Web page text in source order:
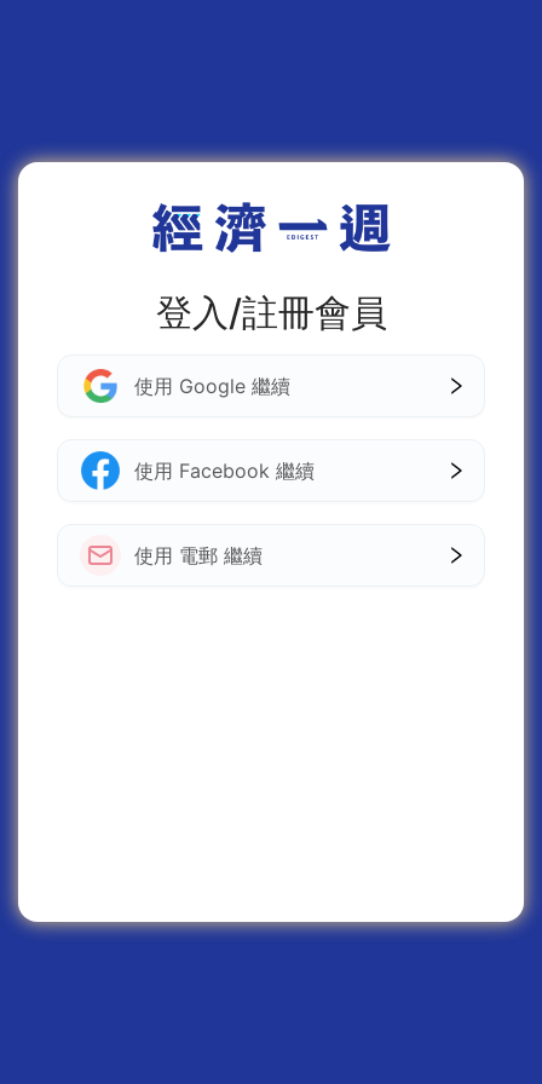
登入/註冊會員
使用 Google 繼續
使用 Facebook 繼續
使用 電郵 繼續